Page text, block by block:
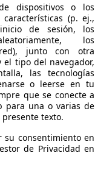
dispositivos o los
(p. ej.,
de sesión, los
los
junto con otra
tipo del navegador,
las tecnologías
o leerse en tu
que se conecte a
para una o varias de
texto.
su consentimiento en
de Privacidad en